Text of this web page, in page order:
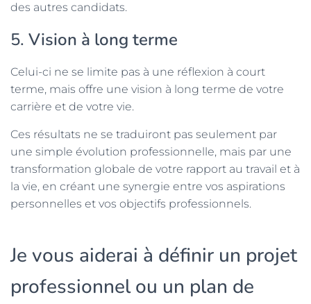
des autres candidats.
5. Vision à long terme
Celui-ci ne se limite pas à une réflexion à court
terme, mais offre une vision à long terme de votre
carrière et de votre vie.
Ces résultats ne se traduiront pas seulement par
une simple évolution professionnelle, mais par une
transformation globale de votre rapport au travail et à
la vie, en créant une synergie entre vos aspirations
personnelles et vos objectifs professionnels.
Je vous aiderai à définir un projet
professionnel ou un plan de